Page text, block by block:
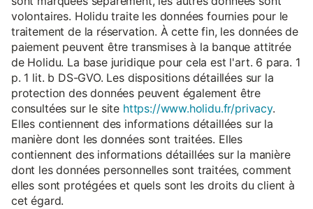
volontaires. Holidu traite les données fournies pour le
traitement de la réservation. À cette fin, les données de
paiement peuvent être transmises à la banque attitrée
de Holidu. La base juridique pour cela est l'art. 6 para. 1
p. 1 lit. b DS-GVO. Les dispositions détaillées sur la
protection des données peuvent également être
consultées sur le site https://www.holidu.fr/privacy.
Elles contiennent des informations détaillées sur la
manière dont les données sont traitées. Elles
contiennent des informations détaillées sur la manière
dont les données personnelles sont traitées, comment
elles sont protégées et quels sont les droits du client à
cet égard.